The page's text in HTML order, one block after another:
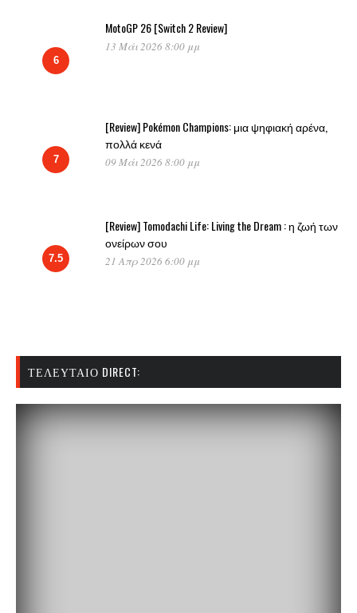
6
MotoGP 26 [Switch 2 Review]
13 Μάι 2026 8:00 μμ
7
[Review] Pokémon Champions: μια ψηφιακή αρένα,
πολλά κενά
09 Μάι 2026 8:00 μμ
7.5
[Review] Tomodachi Life: Living the Dream : η ζωή των
ονείρων σου
21 Απρ 2026 6:00 μμ
ΤΕΛΕΥΤΑΊΟ DIRECT: